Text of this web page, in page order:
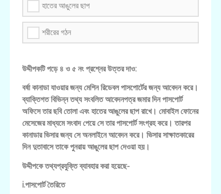
হাতের আঙুলের ছাপ
শরীরের গঠন
উদ্দীপকটি পড়ে ৪ ও ৫ নং প্রশ্নের উত্তর দাও:
বর্ষা কানাডা যাওয়ার জন্য মেশিন রিডেবল পাসপোর্টের জন্য আবেদন করে।
ব্যাক্তিগত বিভিন্ন তথ্য সংবলিত আবেদনপত্র জমার দিন পাসপোর্ট
অফিসে তার ছবি তোলা এবং হাতের আঙুলের ছাপ রাখে। মোবাইল ফোনের
মেসেজের মাধ্যমে সংবাদ পেয়ে সে তার পাসপোর্ট সংগ্রহ করে। তারপর
কানাডার ভিসার জন্য সে অনলাইনে আবেদন করে। ভিসার সাক্ষাতকারের
দিন দুতাবাসে তাকে পুনরায় আঙুলের ছাপ দেওয়া হয়।
উদ্দীপকে তথ্যপ্রযুক্তি ব্যাবহার করা হয়েছে-
i.পাসপোর্ট তৈরিতে